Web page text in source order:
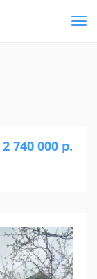
2 740 000 р.